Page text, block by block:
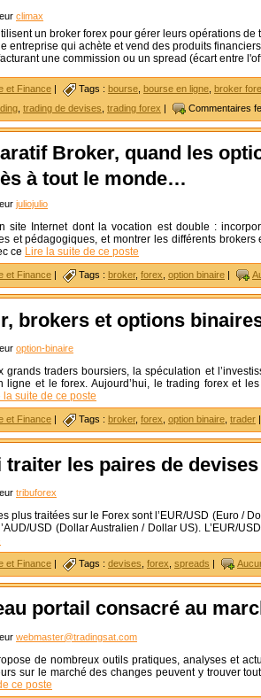
climax
un broker forex pour gérer leurs opérations
entreprise qui achète et vend des produits
une commission ou un spread (écart entre
et Finance | Tags : bourse bourse en ligne broker
trading de devises trading forex | Commentaires
Broker, quand les
à tout le monde…
juliojulio
site Internet dont la vocation est double :
et pédagogiques, et montrer les différents
ce Lire la suite de ce poste
et Finance Tags : broker, forex option binaire
brokers et options
option-binaire
grands traders boursiers, la spéculation et
ligne et le forex. Aujourd’hui, le trading forex et
la suite de ce poste
et Finance | Tags : broker, forex option binaire trader |
traiter les paires de
tribuforex
plus traitées sur le Forex sont l’EUR/USD (Euro /
USD (Dollar Australien / Dollar US). L’EUR/
et Finance | Tags : devises forex spreads |
portail consacré au
webmaster@tradingsat.com
de nombreux outils pratiques, analyses et
sur le marché des changes peuvent y trouver
ce poste